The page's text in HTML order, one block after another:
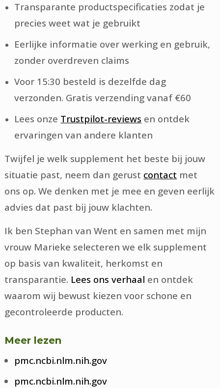
Transparante productspecificaties zodat je
precies weet wat je gebruikt
Eerlijke informatie over werking en gebruik,
zonder overdreven claims
Voor 15:30 besteld is dezelfde dag
verzonden. Gratis verzending vanaf €60
Lees onze Trustpilot-reviews en ontdek
ervaringen van andere klanten
Twijfel je welk supplement het beste bij jouw
situatie past, neem dan gerust contact met
ons op. We denken met je mee en geven eerlijk
advies dat past bij jouw klachten.
Ik ben Stephan van Went en samen met mijn
vrouw Marieke selecteren we elk supplement
op basis van kwaliteit, herkomst en
transparantie. Lees ons verhaal en ontdek
waarom wij bewust kiezen voor schone en
gecontroleerde producten.
Meer lezen
pmc.ncbi.nlm.nih.gov
pmc.ncbi.nlm.nih.gov